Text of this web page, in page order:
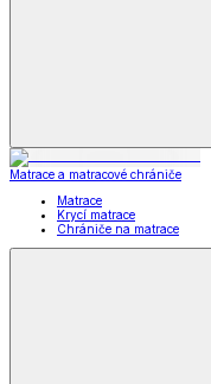
Matrace a matracové chrániče
Matrace
Krycí matrace
Chrániče na matrace